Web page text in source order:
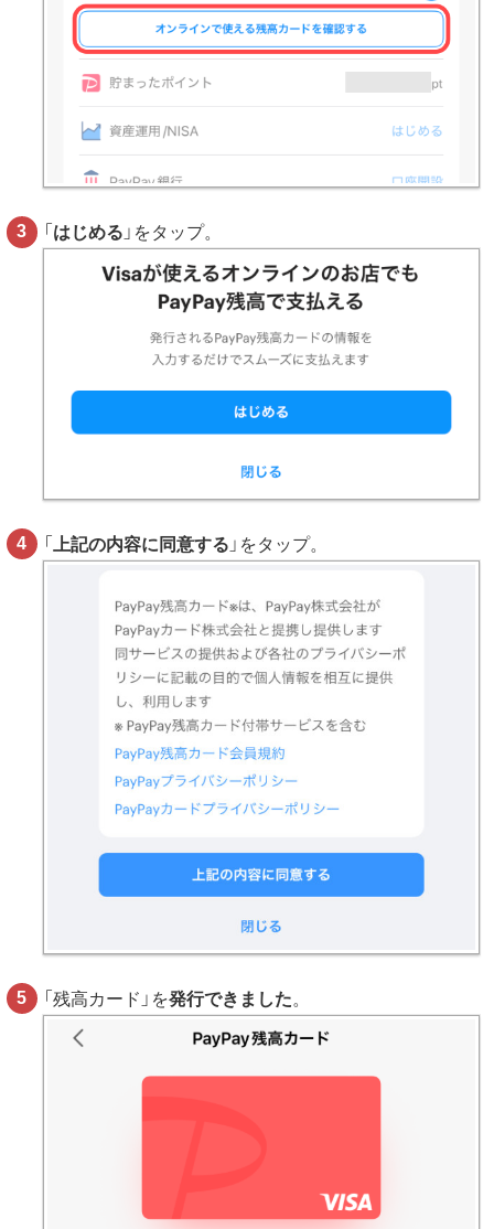
「 はじめる 」をタップ。
「 上記の内容に同意する 」をタップ。
「残高カード」を発行できました。